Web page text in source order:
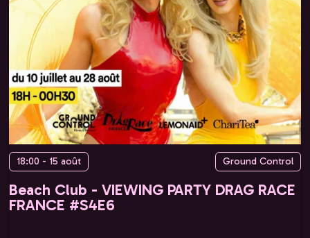
18:00 - 15 août Ground Control
Beach Club - VIEWING PARTY DRAG RACE
FRANCE #S4E6